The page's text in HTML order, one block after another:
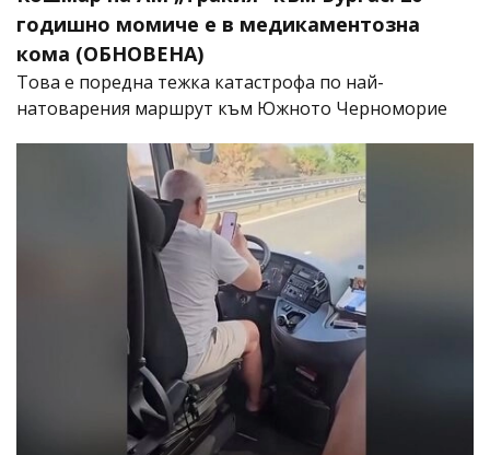
годишно момиче е в медикаментозна
кома (ОБНОВЕНА)
Това е поредна тежка катастрофа по най-
натоварения маршрут към Южното Черноморие